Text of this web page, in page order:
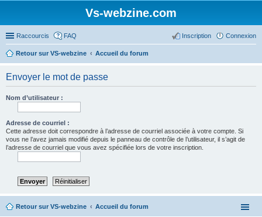
Vs-webzine.com
Raccourcis FAQ Connexion
Inscription
Retour sur VS-webzine Accueil du forum
Envoyer le mot de passe
Nom d’utilisateur :
Adresse de courriel :
Cette adresse doit correspondre à l’adresse de courriel associée à votre compte. Si
vous ne l’avez jamais modifié depuis le panneau de contrôle de l’utilisateur, il s’agit de
l’adresse de courriel que vous avez spécifiée lors de votre inscription.
Retour sur VS-webzine Accueil du forum